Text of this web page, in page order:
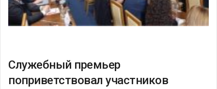
Служебный премьер
поприветствовал участников